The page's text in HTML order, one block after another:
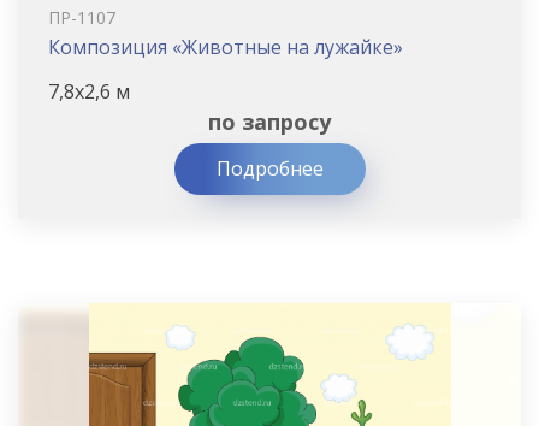
ПР-1107
Композиция «Животные на лужайке»
7,8х2,6 м
по запросу
Подробнее